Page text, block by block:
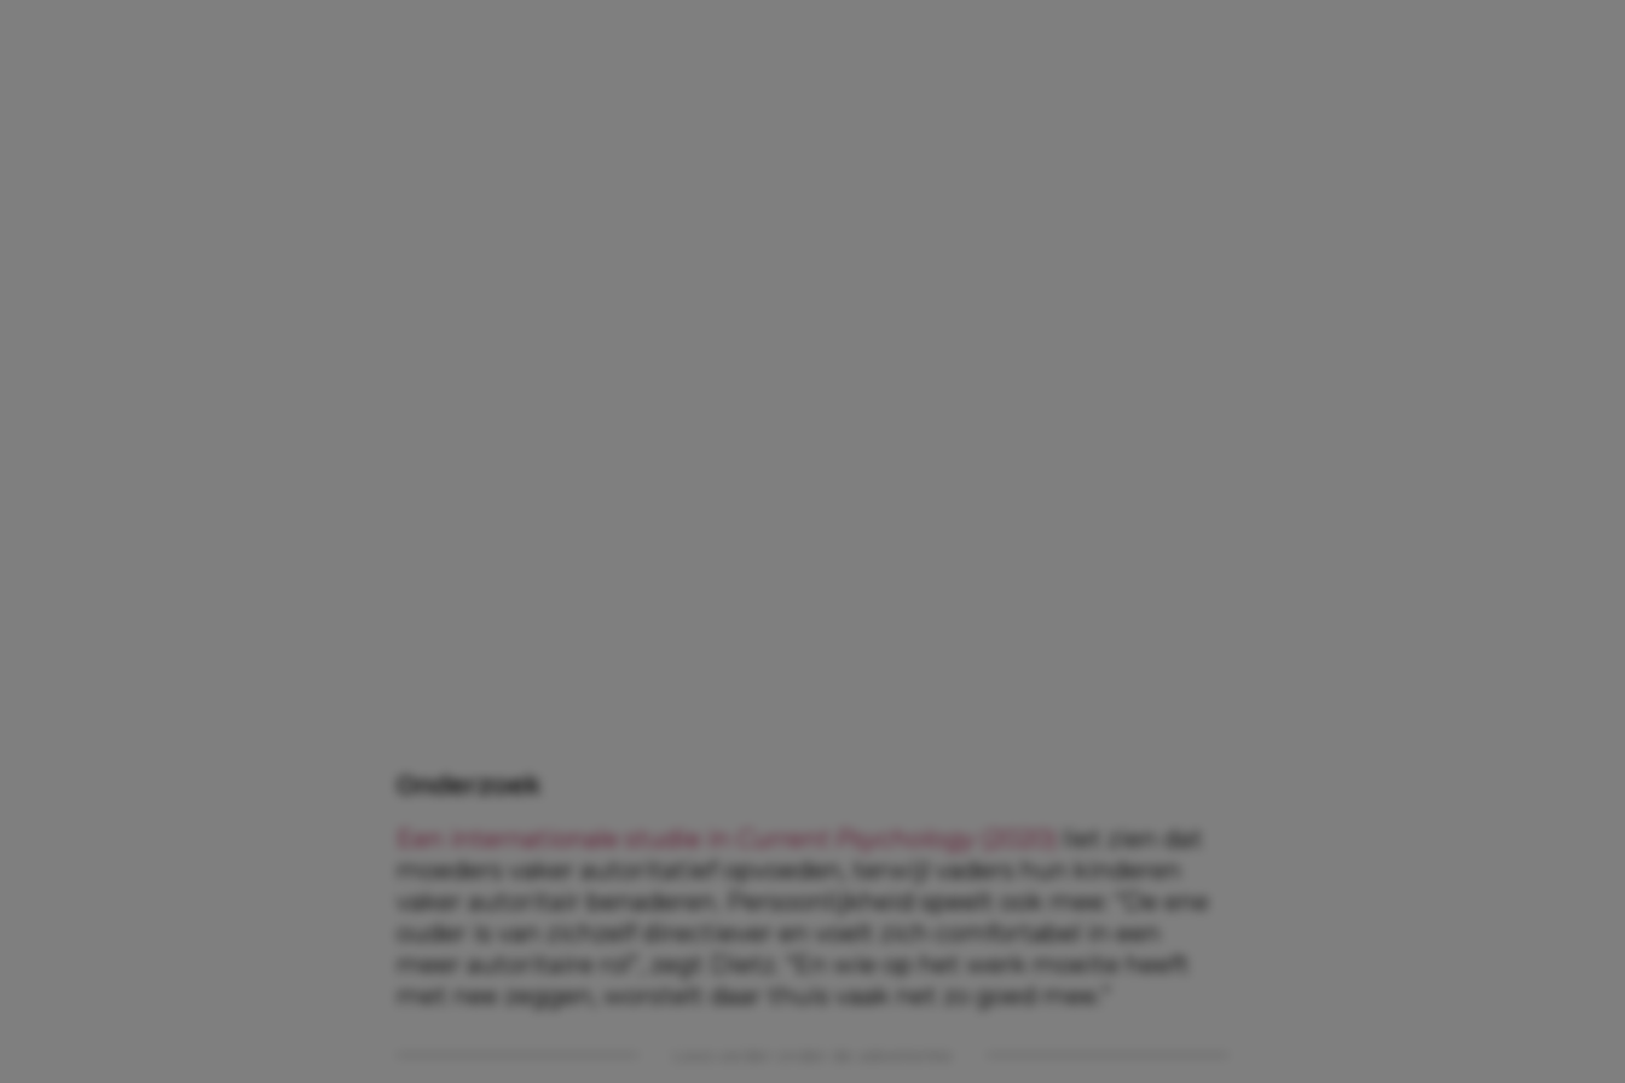
Onderzoek
Een internationale studie in Current Psychology
liet zien dat
moeders vaker autoritatief opvoeden, terwijl vaders hun kinderen
vaker autoritair benaderen. Persoonlijkheid speelt ook mee: “De ene
ouder is van zichzelf directiever en voelt zich comfortabel in een
meer autoritaire rol”, zegt Dietz. “En wie op het werk moeite heeft
met nee zeggen, worstelt daar thuis vaak net zo goed mee.”